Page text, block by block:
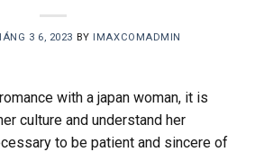
3 6, 2023 BY IMAXCOMADMIN
with a japan woman, it is
culture and understand her
to be patient and sincere of